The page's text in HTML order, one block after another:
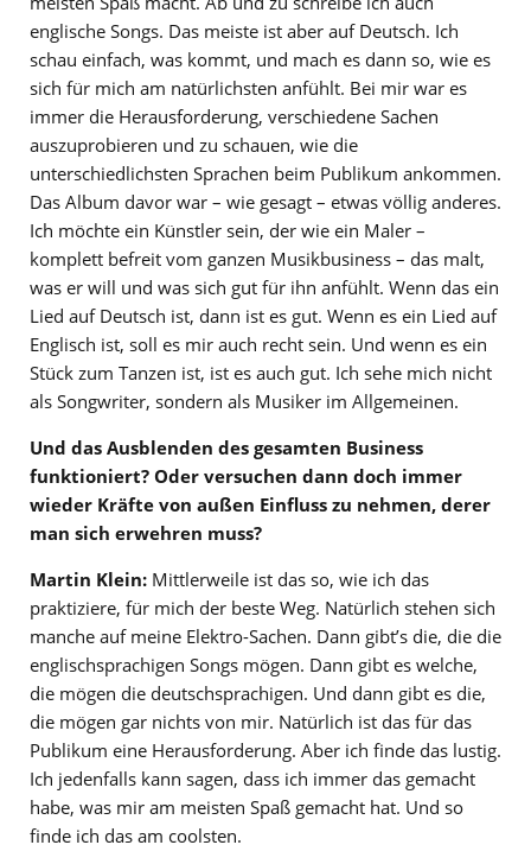
englische Songs. Das meiste ist aber auf Deutsch. Ich
schau einfach, was kommt, und mach es dann so, wie es
sich für mich am natürlichsten anfühlt. Bei mir war es
immer die Herausforderung, verschiedene Sachen
auszuprobieren und zu schauen, wie die
unterschiedlichsten Sprachen beim Publikum ankommen.
Das Album davor war – wie gesagt – etwas völlig anderes.
Ich möchte ein Künstler sein, der wie ein Maler –
komplett befreit vom ganzen Musikbusiness – das malt,
was er will und was sich gut für ihn anfühlt. Wenn das ein
Lied auf Deutsch ist, dann ist es gut. Wenn es ein Lied auf
Englisch ist, soll es mir auch recht sein. Und wenn es ein
Stück zum Tanzen ist, ist es auch gut. Ich sehe mich nicht
als Songwriter, sondern als Musiker im Allgemeinen.
Und das Ausblenden des gesamten Business
funktioniert? Oder versuchen dann doch immer
wieder Kräfte von außen Einfluss zu nehmen, derer
man sich erwehren muss?
Martin Klein: Mittlerweile ist das so, wie ich das
praktiziere, für mich der beste Weg. Natürlich stehen sich
manche auf meine Elektro-Sachen. Dann gibt’s die, die die
englischsprachigen Songs mögen. Dann gibt es welche,
die mögen die deutschsprachigen. Und dann gibt es die,
die mögen gar nichts von mir. Natürlich ist das für das
Publikum eine Herausforderung. Aber ich finde das lustig.
Ich jedenfalls kann sagen, dass ich immer das gemacht
habe, was mir am meisten Spaß gemacht hat. Und so
finde ich das am coolsten.